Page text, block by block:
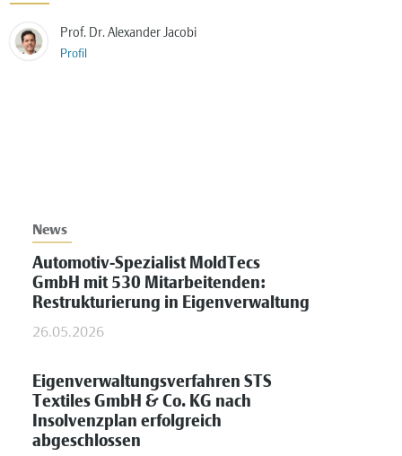
Prof. Dr. Alexander Jacobi
Profil
News
Automotiv-Spezialist MoldTecs
GmbH mit 530 Mitarbeitenden:
Restrukturierung in Eigenverwaltung
26.05.2026
Eigenverwaltungsverfahren STS
Textiles GmbH & Co. KG nach
Insolvenzplan erfolgreich
abgeschlossen